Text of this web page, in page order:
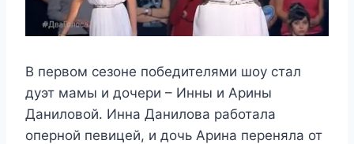
В первом сезоне победителями шоу стал
дуэт мамы и дочери – Инны и Арины
Даниловой. Инна Данилова работала
оперной певицей, и дочь Арина переняла от